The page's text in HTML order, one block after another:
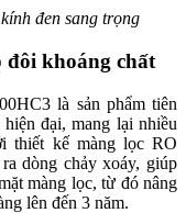
đen sang trọng
đôi khoáng chất
là sản phẩm tiên
đại, mang lại nhiều
thiết kế màng lọc RO
dòng chảy xoáy, giúp
màng lọc, từ đó nâng
lên đến 3 năm.